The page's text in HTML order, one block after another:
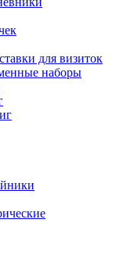
для визиток
наборы